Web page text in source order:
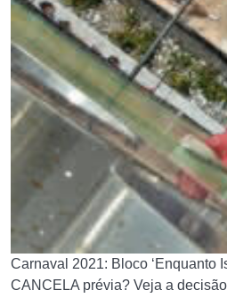
Carnaval 2021: Bloco ‘Enquanto
CANCELA prévia? Veja a